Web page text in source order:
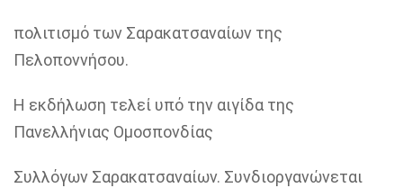
πολιτισμό των Σαρακατσαναίων της
Πελοποννήσου.
Η εκδήλωση τελεί υπό την αιγίδα της
Πανελλήνιας Ομοσπονδίας
Συλλόγων Σαρακατσαναίων. Συνδιοργανώνεται